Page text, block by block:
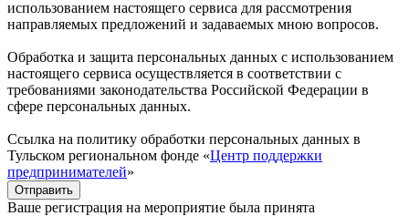
использованием настоящего сервиса для рассмотрения
направляемых предложений и задаваемых мною вопросов.
Обработка и защита персональных данных с использованием
настоящего сервиса осуществляется в соответствии с
требованиями законодательства Российской Федерации в
сфере персональных данных.
Ссылка на политику обработки персональных данных в
Тульском региональном фонде «Центр поддержки
предпринимателей»
Отправить
Ваше регистрация на мероприятие была принята